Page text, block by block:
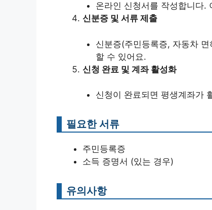
온라인 신청서를 작성합니다.
신분증 및 서류 제출
신분증(주민등록증, 자동차
할 수 있어요.
신청 완료 및 계좌 활성화
신청이 완료되면 평생계좌가
필요한 서류
주민등록증
소득 증명서 (있는 경우)
유의사항